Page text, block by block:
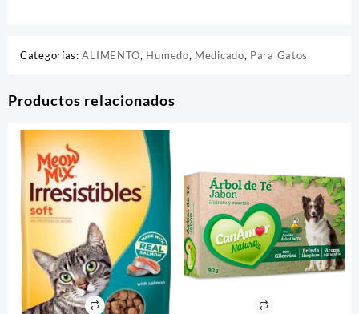
Categorías:ALIMENTO, Humedo, Medicado, Para Gatos
Productos relacionados